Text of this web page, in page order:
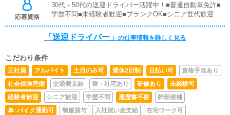
応募資格
30代～50代の送迎ドライバー活躍中！■普通自動車免許■
学歴不問■未経験者歓迎■ブランクOK■シニア世代歓迎
「送迎ドライバー」 の仕事情報を詳しく見る
こだわり条件
正社員 アルバイト 土日のみ可 週休2日制 日払い可
資格手当あり
社会保険完備
交通費支給 寮・社宅あり 研修あり
未経験可
経験者歓迎
シニア歓迎 学歴不問 履歴書不要
幹部候補
車･バイク通勤可
制服貸与 入社祝い金支給 在宅ワーク可